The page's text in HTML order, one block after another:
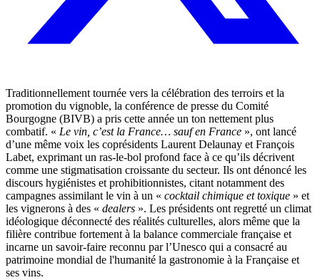
Traditionnellement tournée vers la célébration des terroirs et la
promotion du vignoble, la conférence de presse du Comité
Bourgogne (BIVB) a pris cette année un ton nettement plus
combatif. « Le vin, c’est la France… sauf en France », ont lancé
d’une même voix les coprésidents Laurent Delaunay et François
Labet, exprimant un ras-le-bol profond face à ce qu’ils décrivent
comme une stigmatisation croissante du secteur. Ils ont dénoncé les
discours hygiénistes et prohibitionnistes, citant notamment des
campagnes assimilant le vin à un « cocktail chimique et toxique » et
les vignerons à des « dealers ». Les présidents ont regretté un climat
idéologique déconnecté des réalités culturelles, alors même que la
filière contribue fortement à la balance commerciale française et
incarne un savoir-faire reconnu par l’Unesco qui a consacré au
patrimoine mondial de l'humanité la gastronomie à la Française et
ses vins.